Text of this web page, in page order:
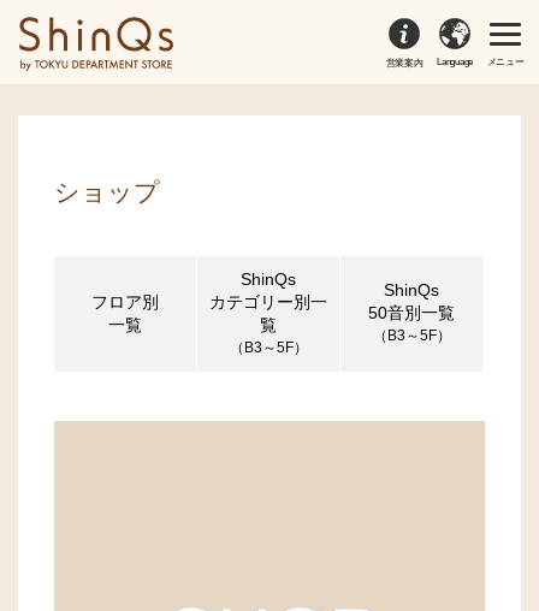
営業案内 Language メニュー
ショップ
フロア別
一覧
ShinQs
カテゴリー別一
覧
（B3～5F）
ShinQs
50音別一覧
（B3～5F）